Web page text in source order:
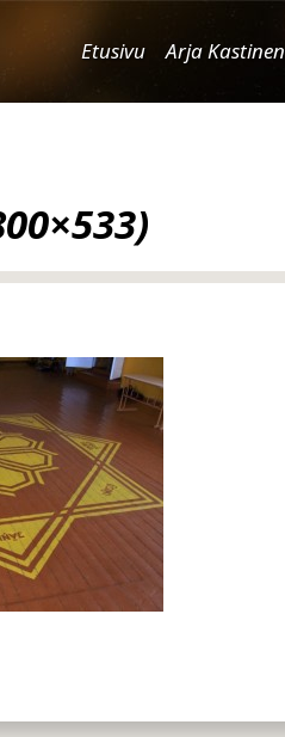
Etusivu Arja Kastinen